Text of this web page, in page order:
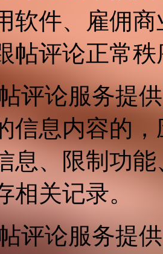
软件、雇佣
帖评论正常
评论服务提
信息内容的
息、限制功
相关记录。
评论服务提